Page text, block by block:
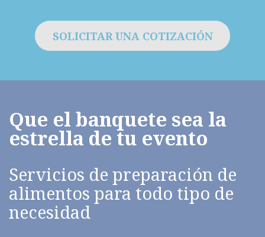
SOLICITAR UNA COTIZACIÓN
Que el banquete sea la
estrella de tu evento
Servicios de preparación de
alimentos para todo tipo de
necesidad